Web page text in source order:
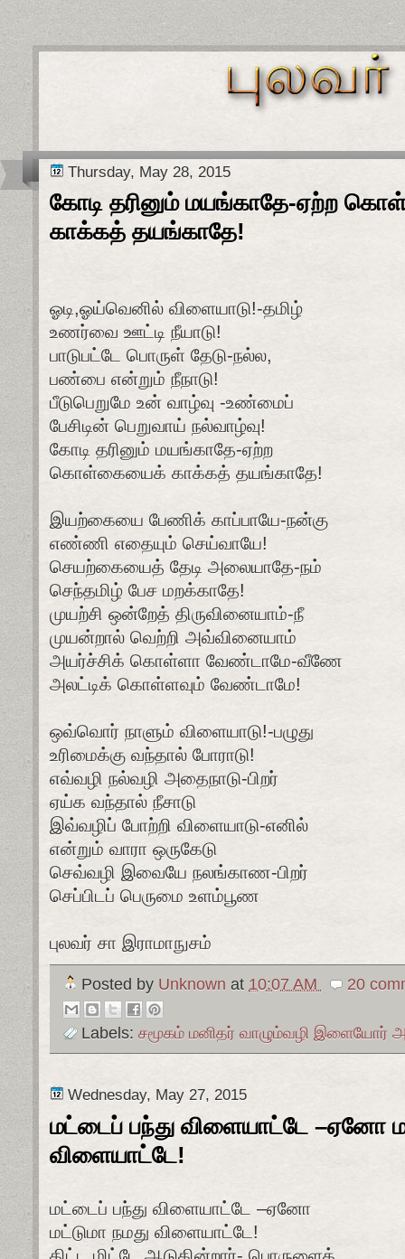
Thursday, May 28, 2015
கோடி தரினும் மயங்காதே-ஏற்ற
காக்கத் தயங்காதே!
ஓடி,ஓய்வெனில் விளையாடு!-தமிழ்
உணர்வை ஊட்டி நீயாடு!
பாடுபட்டே பொருள் தேடு-நல்ல,
பண்பை என்றும் நீநாடு!
பீடுபெறுமே உன் வாழ்வு -உண்மைப்
பேசிடின் பெறுவாய் நல்வாழ்வு!
கோடி தரினும் மயங்காதே-ஏற்ற
கொள்கையைக் காக்கத் தயங்காதே!
இயற்கையை பேணிக் காப்பாயே-நன்கு
எண்ணி எதையும் செய்வாயே!
செயற்கையைத் தேடி அலையாதே-நம்
செந்தமிழ் பேச மறக்காதே!
முயற்சி ஒன்றேத் திருவினையாம்-நீ
முயன்றால் வெற்றி அவ்வினையாம்
அயர்ச்சிக் கொள்ளா வேண்டாமே-வீணே
அலட்டிக் கொள்ளவும் வேண்டாமே!
ஒவ்வொர் நாளும் விளையாடு!-பழுது
உரிமைக்கு வந்தால் போராடு!
எவ்வழி நல்வழி அதைநாடு-பிறர்
ஏய்க வந்தால் நீசாடு
இவ்வழிப் போற்றி விளையாடு-எனில்
என்றும் வாரா ஒருகேடு
செவ்வழி இவையே நலங்காண-பிறர்
செப்பிடப் பெருமை உளம்பூண
புலவர் சா இராமாநுசம்
Posted by Unknown at 10:07 AM 20
Labels: சமூகம் மனிதர் வாழும்வழி இளையோர்
Wednesday, May 27, 2015
மட்டைப் பந்து விளையாட்டே –ஏனோ
விளையாட்டே!
மட்டைப் பந்து விளையாட்டே –ஏனோ
மட்டுமா நமது விளையாட்டே!
திட்ட மிட்டே ஆடுகின்றார்- பொருளைத்